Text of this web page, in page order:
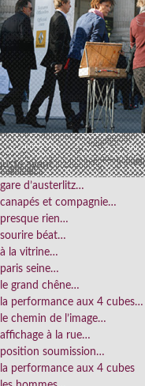
juste avant
gare d’austerlitz…
canapés et compagnie…
presque rien…
sourire béat…
à la vitrine…
paris seine…
le grand chêne…
la performance aux 4 cubes…
le chemin de l’image…
affichage à la rue…
position soumission…
la performance aux 4 cubes